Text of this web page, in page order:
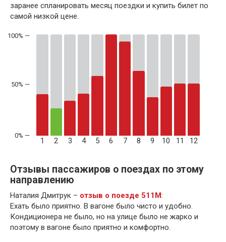
заранее спланировать месяц поездки и купить билет по
самой низкой цене.
50% —
1 2 3 4 5 6 7 8 9 10 11 12
Отзывы пассажиров о поездах по этому
направлению
Наталия Дмитрук – отзыв о поезде 511М:
Ехать было приятно. В вагоне было чисто и удобно.
Кондиционера не было, но на улице было не жарко и
поэтому в вагоне было приятно и комфортно.